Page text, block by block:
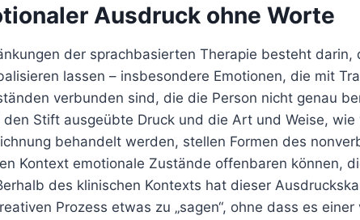
Ausdruck ohne Worte
der sprachbasierten Therapie besteht darin,
lassen – insbesondere Emotionen, die mit
verbunden sind, die die Person nicht genau
Stift ausgeübte Druck und die Art und Weise, wie
behandelt werden, stellen Formen des
Kontext emotionale Zustände offenbaren können,
des klinischen Kontexts hat dieser
Prozess etwas zu „sagen“, ohne dass es einer